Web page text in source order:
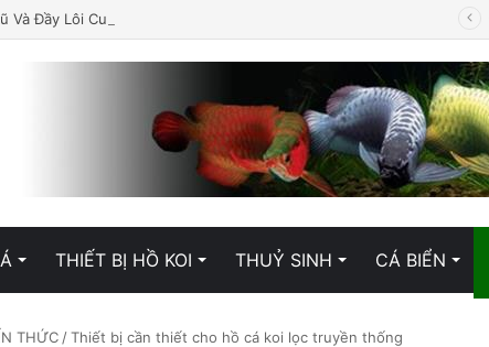
Và Đầy Lôi Cuốn
THIẾT BỊ HỒ KOI THUỶ SINH CÁ BIỂN
THỨC /Thiết bị cần thiết cho hồ cá koi lọc truyền thống